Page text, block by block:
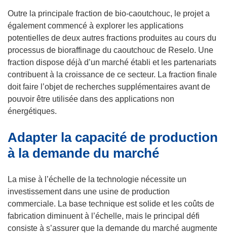
Outre la principale fraction de bio-caoutchouc, le projet a
également commencé à explorer les applications
potentielles de deux autres fractions produites au cours du
processus de bioraffinage du caoutchouc de Reselo. Une
fraction dispose déjà d’un marché établi et les partenariats
contribuent à la croissance de ce secteur. La fraction finale
doit faire l’objet de recherches supplémentaires avant de
pouvoir être utilisée dans des applications non
énergétiques.
Adapter la capacité de production
à la demande du marché
La mise à l’échelle de la technologie nécessite un
investissement dans une usine de production
commerciale. La base technique est solide et les coûts de
fabrication diminuent à l’échelle, mais le principal défi
consiste à s’assurer que la demande du marché augmente